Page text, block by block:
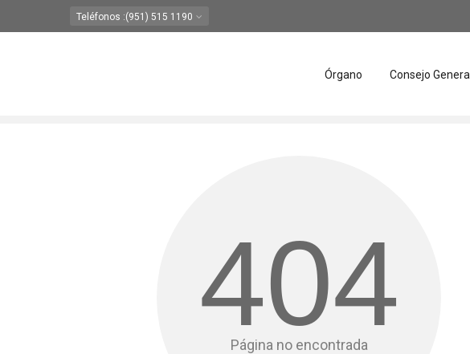
Teléfonos :(951) 515 1190
Órgano Consejo General
404
Página no encontrada